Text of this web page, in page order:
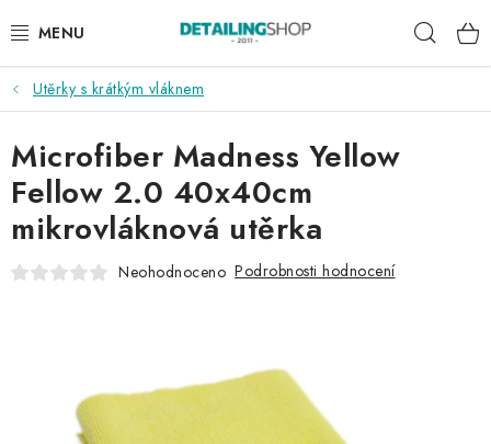
na
AKCE
NOVINKY
EXTERIÉR
INTERIÉR
DÁRKOVÉ SADY A POUKAZY
ČLÁNKY
Utěrky s krátkým vláknem
Microfiber Madness Yellow
Fellow 2.0 40x40cm
mikrovláknová utěrka
Neohodnoceno Podrobnosti hodnocení